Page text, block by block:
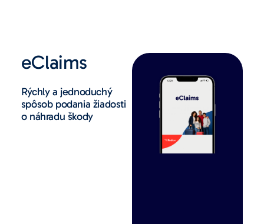
eClaims
Rýchly a jednoduchý
spôsob podania žiadosti
o náhradu škody